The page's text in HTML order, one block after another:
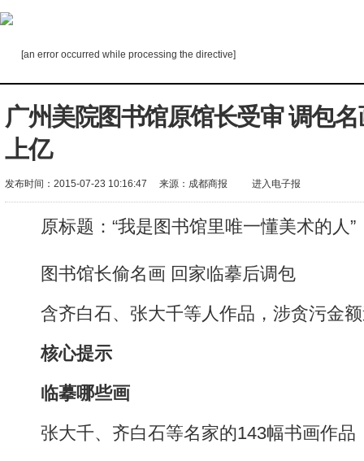
[an error occurred while processing the directive]
广州美院图书馆原馆长受审 调包
上亿
发布时间：2015-07-23 10:16:47 来源： 成都商报 进入电子报
原标题：“我是图书馆里唯一懂美术的人”
图书馆长偷名画 回家临摹后调包
含齐白石、张大千等人作品，涉贪污金额
核心提示
临摹哪些画
张大千、齐白石等名家的143幅书画作品